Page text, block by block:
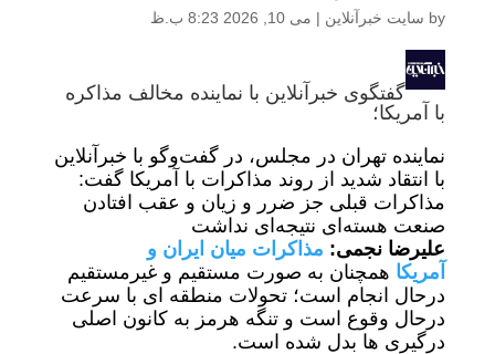
by سایت خبرآنلاین | می 10, 2026 8:23 ب.ظ
گفتگوی خبرآنلاین با نماینده مخالف مذاکره
با آمریکا؛
نماینده تهران در مجلس، در گفت‌وگو با خبرآنلاین
با انتقاد شدید از روند مذاکرات با آمریکا گفت:
مذاکرات قبلی جز ضرر و زیان و عقب افتادن
صنعت هسته‌ای نتیجه‌ای نداشت
علیرضا نجمی: مذاکرات میان ایران و
آمریکا همچنان به صورت مستقیم و غیرمستقیم
درحال انجام است؛ تحولات منطقه ای با سرعت
درحال وقوع است و تنگه هرمز به کانون اصلی
درگیری ها بدل شده است.